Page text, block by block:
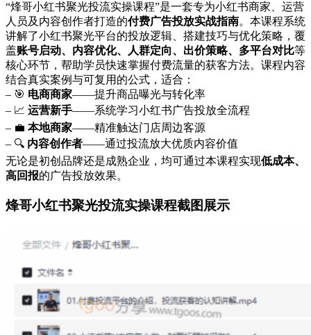
“烽哥小红书聚光投流实操课程”是一套专为小红书商家、运营
人员及内容创作者打造的付费广告投放实战指南。本课程系统
讲解了小红书聚光平台的投放逻辑、搭建技巧与优化策略，覆
盖账号启动、内容优化、人群定向、出价策略、多平台对比等
核心环节，帮助学员快速掌握付费流量的获客方法。课程内容
结合真实案例与可复用的公式，适合：
– 🎯 电商商家——提升商品曝光与转化率
– 📈 运营新手——系统学习小红书广告投放全流程
– 💼 本地商家——精准触达门店周边客源
– 🔍 内容创作者——通过投流放大优质内容价值
无论是初创品牌还是成熟企业，均可通过本课程实现低成本、
高回报的广告投放效果。
烽哥小红书聚光投流实操课程截图展示